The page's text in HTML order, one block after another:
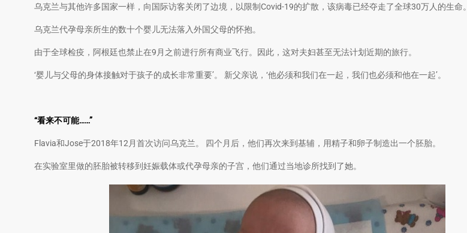
乌克兰与其他许多国家一样，向国际访客关闭了边境，以限制Covid-19的扩散，该病毒已经夺走了全球30万人的生命。
乌克兰代孕母亲所生的数十个婴儿无法落入外国父母的怀抱。
由于全球检疫，阿根廷也禁止在9月之前进行所有商业飞行。因此，这对夫妇甚至无法计划近期的旅行。
‘婴儿与父母的身体接触对于孩子的成长非常重要’。 新父亲说，‘他必须和我们在一起，我们也必须和他在一起’。
“看来不可能……”
Flavia和Jose于2018年12月首次访问乌克兰。 四个月后，他们再次来到基辅，用精子和卵子制造出一个胚胎。
在实验室里做的胚胎被转移到妊娠载体或代孕母亲的子宫，他们通过当地诊所找到了她。